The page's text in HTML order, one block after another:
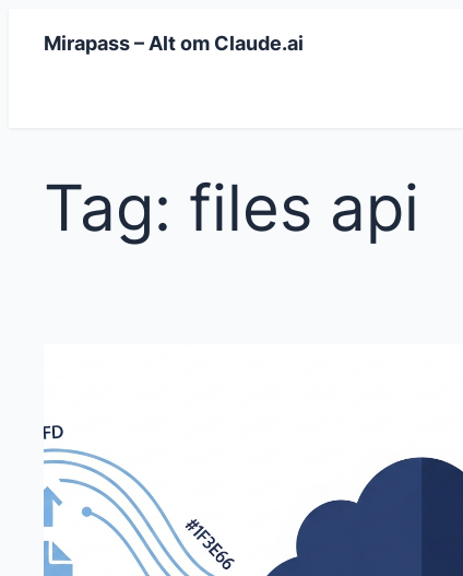
Mirapass – Alt om Claude.ai
Tag: files api